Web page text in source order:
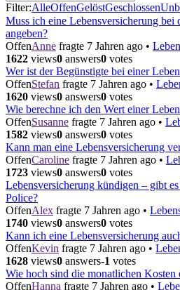
Filter:AlleOffenGelöstGeschlossen
Muss ich eine Lebensversicherung bei
angeben?
OffenAnne fragte 7 Jahren ago •
1622 views0 answers0 votes
Wer ist der Begünstigte bei einer
OffenStefan fragte 7 Jahren ago •
1620 views0 answers0 votes
Wie berechne ich den Wert einer
OffenSusanne fragte 7 Jahren ago •
1582 views0 answers0 votes
Kann man eine Lebensversicherung
OffenCaroline fragte 7 Jahren ago •
1723 views0 answers0 votes
Lebensversicherung kündigen – gibt
Police?
OffenAlex fragte 7 Jahren ago •
1740 views0 answers0 votes
Kann ich eine Lebensversicherung
OffenKevin fragte 7 Jahren ago •
1628 views0 answers-1 votes
Wie hoch sind die monatlichen Kosten
OffenHanna fragte 7 Jahren ago •